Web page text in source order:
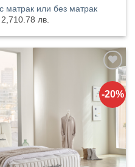
матрак или без матрак
лв.
-20%
Добавяне
към
списъка с
харесани
продукти